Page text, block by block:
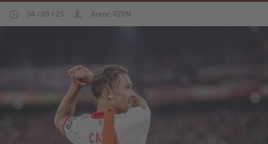
04 / 09 / 25 Autor: PZPN